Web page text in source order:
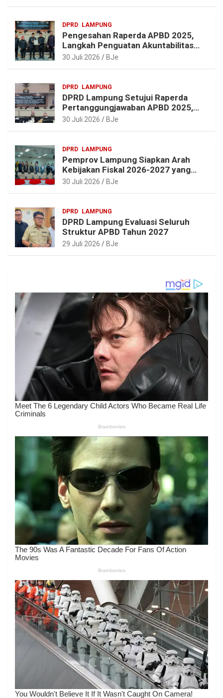
m
k
s
t
p
DPRD LAMPUNG
Pengesahan Raperda APBD 2025,
Langkah Penguatan Akuntabilitas
dan Pembangunan Lampung
30 Juli 2026 BJe
DPRD LAMPUNG
DPRD Lampung Setujui Raperda
Pertanggungjawaban APBD 2025,
Beri Sejumlah Rekomendasi
30 Juli 2026 BJe
DPRD LAMPUNG
Pemprov Lampung Siapkan Arah
Kebijakan Fiskal 2026-2027 yang
Realistis dan Berkelanjutan
30 Juli 2026 BJe
DPRD LAMPUNG
DPRD Lampung Evaluasi Seluruh
Struktur APBD Tahun 2027
29 Juli 2026 BJe